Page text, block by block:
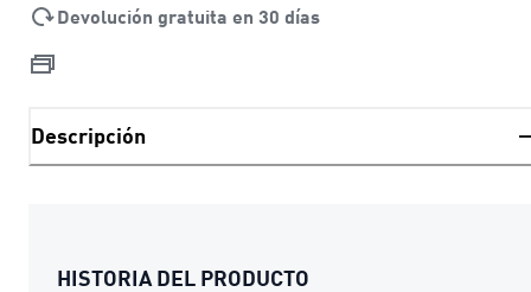
Devolución gratuita en 30 días
Descripción
HISTORIA DEL PRODUCTO